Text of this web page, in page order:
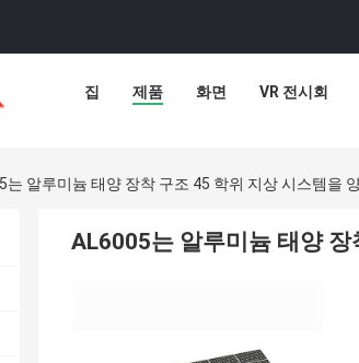
집 제품 화면 VR 전시회
는 알루미늄 태양 장착 구조 45 학위 지상 시스템을
AL6005는 알루미늄 태양